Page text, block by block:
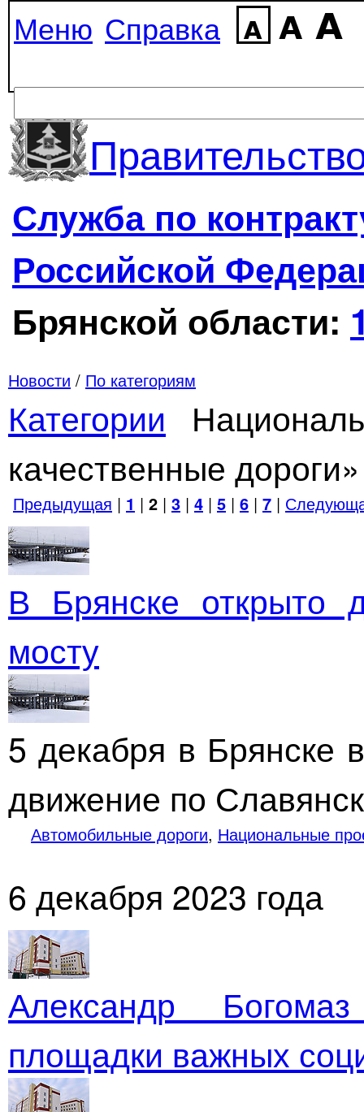
Меню Справка
Служба по
Российской
Брянской области:
Новости / По категориям
Категории
качественные дороги»
Предыдущая | 1 | 2 | 3 | 4 | 5 | 6 | 7 |
В Брянске открыто
мосту
5 декабря в Брянске
движение по
Автомобильные дороги, Национальные
6 декабря 2023 года
Александр
площадки важных